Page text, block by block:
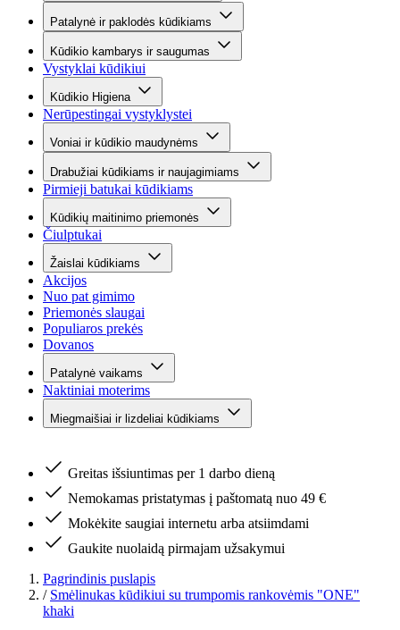
Patalynė ir paklodės kūdikiams
Kūdikio kambarys ir saugumas
Vystyklai kūdikiui
Kūdikio Higiena
Nerūpestingai vystyklystei
Voniai ir kūdikio maudynėms
Drabužiai kūdikiams ir naujagimiams
Pirmieji batukai kūdikiams
Kūdikių maitinimo priemonės
Čiulptukai
Žaislai kūdikiams
Akcijos
Nuo pat gimimo
Priemonės slaugai
Populiaros prekės
Dovanos
Patalynė vaikams
Naktiniai moterims
Miegmaišiai ir lizdeliai kūdikiams
Greitas išsiuntimas per 1 darbo dieną
Nemokamas pristatymas į paštomatą nuo 49 €
Mokėkite saugiai internetu arba atsiimdami
Gaukite nuolaidą pirmajam užsakymui
Pagrindinis puslapis
/ Smėlinukas kūdikiui su trumpomis rankovėmis "ONE"
khaki